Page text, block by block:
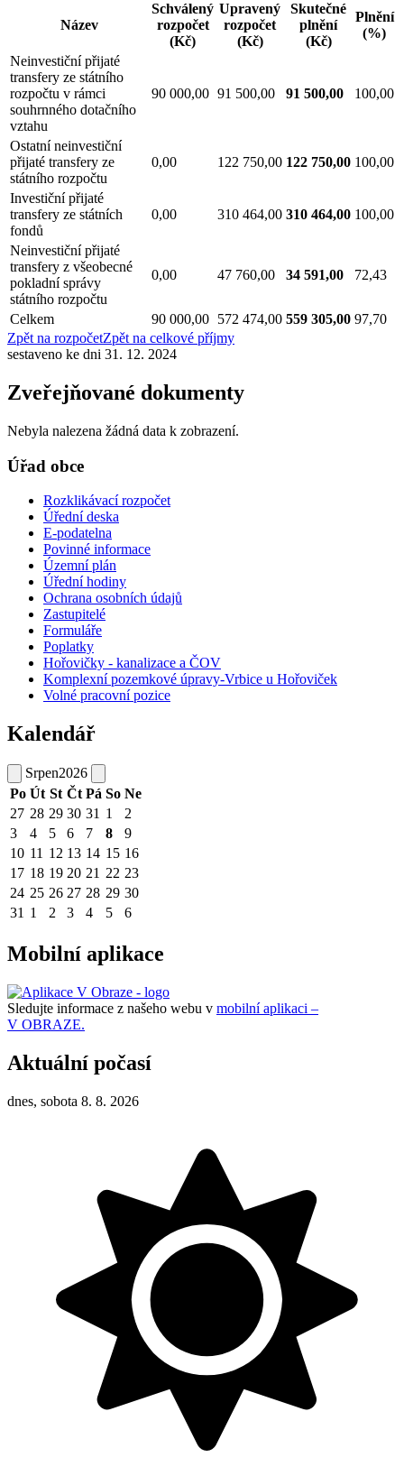
Název
Schválený
rozpočet
(Kč)
Upravený
rozpočet
(Kč)
Skutečné
plnění
(Kč)
Plnění
(%)
Neinvestiční přijaté
transfery ze státního
rozpočtu v rámci
souhrnného dotačního
vztahu
90 000,00 91 500,00 91 500,00 100,00
Ostatní neinvestiční
přijaté transfery ze
státního rozpočtu
0,00 122 750,00 122 750,00 100,00
Investiční přijaté
transfery ze státních
fondů
0,00 310 464,00 310 464,00 100,00
Neinvestiční přijaté
transfery z všeobecné
pokladní správy
státního rozpočtu
0,00 47 760,00 34 591,00 72,43
Celkem 90 000,00 572 474,00 559 305,00 97,70
Zpět na rozpočetZpět na celkové příjmy
sestaveno ke dni 31. 12. 2024
Zveřejňované dokumenty
Nebyla nalezena žádná data k zobrazení.
Úřad obce
Rozklikávací rozpočet
Úřední deska
E-podatelna
Povinné informace
Územní plán
Úřední hodiny
Ochrana osobních údajů
Zastupitelé
Formuláře
Poplatky
Hořovičky - kanalizace a ČOV
Komplexní pozemkové úpravy-Vrbice u Hořoviček
Volné pracovní pozice
Kalendář
Srpen2026
Po Út St Čt Pá So Ne
27 28 29 30 31 1
2
3
4 5 6 7 8
9
10 11 12 13 14 15 16
17 18 19 20 21 22 23
24 25 26 27 28 29 30
31 1 2 3 4 5 6
Mobilní aplikace
Sledujte informace z našeho webu v mobilní aplikaci –
V OBRAZE.
Aktuální počasí
dnes, sobota 8. 8. 2026